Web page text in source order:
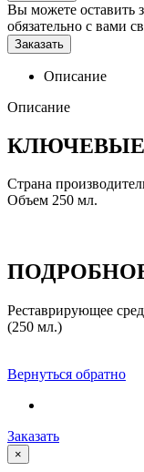
Вы можете оставить
обязательно с вами
Заказать
Описание
Описание
КЛЮЧЕВЫЕ
Страна
Объем 250 мл.
Реставрирующее
(250 мл.)
Вернуться обратно
Заказать
×